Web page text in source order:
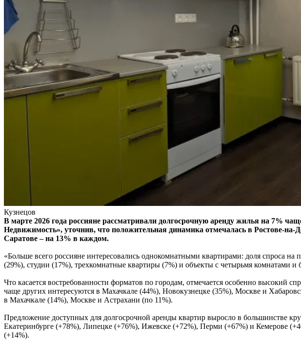
Кузнецов
В марте 2026 года россияне рассматривали долгосрочную аренду жилья на 7%
Недвижимость», уточнив, что положительная динамика отмечалась в Ростове-
Саратове – на 13% в каждом.
«Больше всего россияне интересовались однокомнатными квартирами: доля спроса
(29%), студии (17%), трехкомнатные квартиры (7%) и объекты с четырьмя комнатами и
Что касается востребованности форматов по городам, отмечается особенно
чаще других интересуются в Махачкале (44%), Новокузнецке (35%), Москве и
в Махачкале (14%), Москве и Астрахани (по 11%).
Предложение доступных для долгосрочной аренды квартир выросло в большинстве
Екатеринбурге (+78%), Липецке (+76%), Ижевске (+72%), Перми (+67%) и Кемерове
(+14%).